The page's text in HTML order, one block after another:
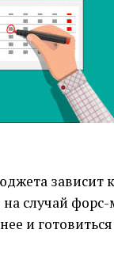
зависит
случай
и